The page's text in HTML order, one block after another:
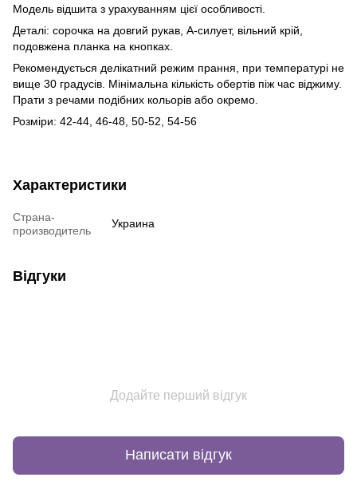
Модель відшита з урахуванням цієї особливості.
Деталі: сорочка на довгий рукав, А-силует, вільний крій,
подовжена планка на кнопках.
Рекомендується делікатний режим прання, при температурі не
вище 30 градусів. Мінімальна кількість обертів піж час віджиму.
Прати з речами подібних кольорів або окремо.
Розміри: 42-44, 46-48, 50-52, 54-56
Характеристики
Страна-
производитель
Украина
Відгуки
Додайте перший відгук
Написати відгук